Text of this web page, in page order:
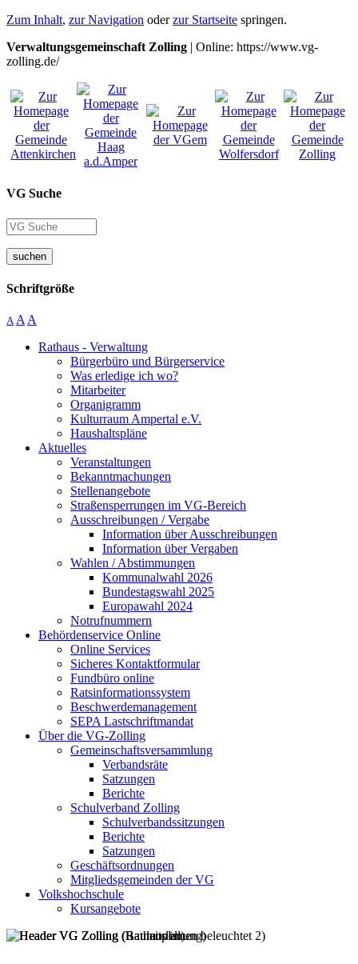
Zum Inhalt, zur Navigation oderzur Startseite springen.
Verwaltungsgemeinschaft Zolling | Online: https://www.vg-
zolling.de/
VG Suche
suchen
Schriftgröße
A A A
Rathaus - Verwaltung
Bürgerbüro und Bürgerservice
Was erledige ich wo?
Mitarbeiter
Organigramm
Kulturraum Ampertal e.V.
Haushaltspläne
Aktuelles
Veranstaltungen
Bekanntmachungen
Stellenangebote
Straßensperrungen im VG-Bereich
Ausschreibungen / Vergabe
Information über Ausschreibungen
Information über Vergaben
Wahlen / Abstimmungen
Kommunalwahl 2026
Bundestagswahl 2025
Europawahl 2024
Notrufnummern
Behördenservice Online
Online Services
Sicheres Kontaktformular
Fundbüro online
Ratsinformationssystem
Beschwerdemanagement
SEPA Lastschriftmandat
Über die VG-Zolling
Gemeinschaftsversammlung
Verbandsräte
Satzungen
Berichte
Schulverband Zolling
Schulverbandssitzungen
Berichte
Satzungen
Geschäftsordnungen
Mitgliedsgemeinden der VG
Volkshochschule
Kursangebote